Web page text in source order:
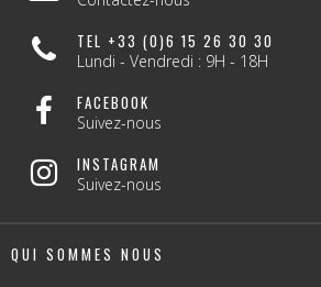
TEL +33 (0)6 15 26 30 30
Lundi - Vendredi : 9H - 18H
FACEBOOK
Suivez-nous
INSTAGRAM
Suivez-nous
QUI SOMMES NOUS